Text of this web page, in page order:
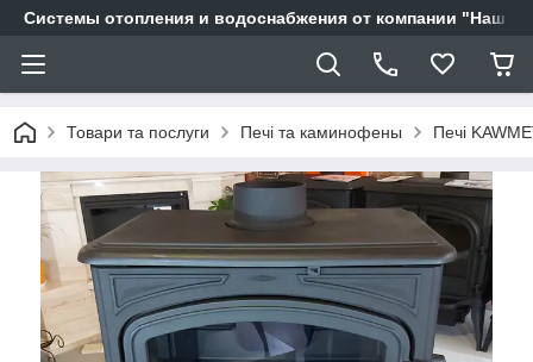
Системы отопления и водоснабжения от компании "Наш
Товари та послуги Печі та каминофены Печі